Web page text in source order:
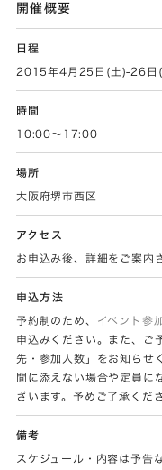
開催概要
日程
2015年4月25日(土)-26日(
時間
10:00〜17:00
場所
大阪府堺市西区
アクセス
お申込み後、詳細をご案内
申込方法
予約制のため、 イベント参
申込みください。また、ご
先・参加人数」をお知らせ
間に添えない場合や定員に
ざいます。予めご了承くだ
備考
スケジュール・内容は予告